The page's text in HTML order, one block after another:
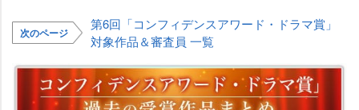
次のページ
第6回「コンフィデンスアワード・ドラマ賞」
対象作品＆審査員 一覧